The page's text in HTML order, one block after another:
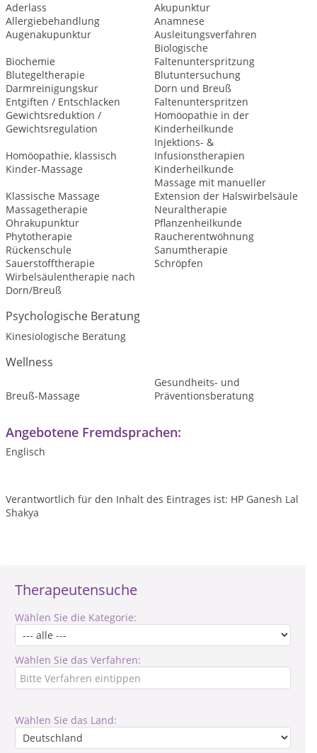
Therapeutensuche
Wählen Sie die Kategorie:
Wählen Sie das Verfahren:
Wählen Sie das Land:
Aderlass
Akupunktur
Allergiebehandlung
Anamnese
Augenakupunktur
Ausleitungsverfahren
Biochemie
Biologische
Faltenunterspritzung
Blutegeltherapie
Blutuntersuchung
Darmreinigungskur
Dorn und Breuß
Entgiften / Entschlacken
Faltenunterspritzen
Gewichtsreduktion /
Gewichtsregulation
Homöopathie in der
Kinderheilkunde
Homöopathie, klassisch
Injektions- &
Infusionstherapien
Kinder-Massage
Kinderheilkunde
Klassische Massage
Massage mit manueller
Extension der Halswirbelsäule
Massagetherapie
Neuraltherapie
Ohrakupunktur
Pflanzenheilkunde
Phytotherapie
Raucherentwöhnung
Rückenschule
Sanumtherapie
Sauerstofftherapie
Schröpfen
Wirbelsäulentherapie nach
Dorn/Breuß
Psychologische Beratung
Kinesiologische Beratung
Wellness
Breuß-Massage
Gesundheits- und
Präventionsberatung
Angebotene Fremdsprachen:
Englisch
Verantwortlich für den Inhalt des Eintrages ist: HP Ganesh Lal
Shakya